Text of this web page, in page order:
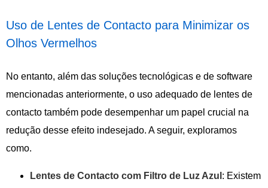
Uso de Lentes de Contacto para Minimizar os
Olhos Vermelhos
No entanto, além das soluções tecnológicas e de software
mencionadas anteriormente, o uso adequado de lentes de
contacto também pode desempenhar um papel crucial na
redução desse efeito indesejado. A seguir, exploramos
como.
Lentes de Contacto com Filtro de Luz Azul : Existem